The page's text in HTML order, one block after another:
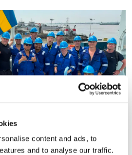
content and ads, to
and to analyse our traffic.
av